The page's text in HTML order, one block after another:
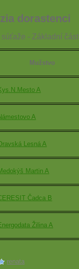
dorastenci
- Základní část
Mužstvo
A
A
Lesná A
Martin A
Čadca B
Žilina A
renata